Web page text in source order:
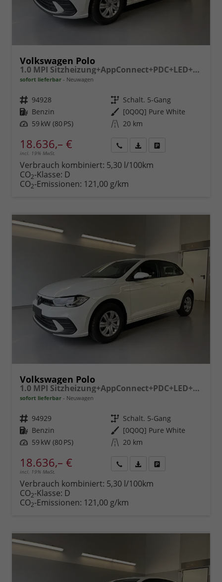
Volkswagen Polo
1.0 MPI Sitzheizung+AppConnect+PDC+LED+Touch+Lichtsensor+MultiLenkrad
sofort lieferbar Neuwagen
Fahrzeugnr. 94928 Getriebe Schalt. 5-Gang
Kraftstoff Benzin Außenfarbe [0Q0Q] Pure White
Leistung 59 kW (80 PS) Kilometerstand 20 km
18.636,– €
incl. 19% MwSt.
anfordern
Datei,
Verbrauch kombiniert: 5,30 l/100km
CO2-Klasse: D
CO2-Emissionen: 121,00 g/km
Volkswagen Polo
1.0 MPI Sitzheizung+AppConnect+PDC+LED+Touch+Lichtsensor+MultiLenkrad
sofort lieferbar Neuwagen
Fahrzeugnr. 94929 Getriebe Schalt. 5-Gang
Kraftstoff Benzin Außenfarbe [0Q0Q] Pure White
Leistung 59 kW (80 PS) Kilometerstand 20 km
18.636,– €
incl. 19% MwSt.
anfordern
Datei,
Verbrauch kombiniert: 5,30 l/100km
CO2-Klasse: D
CO2-Emissionen: 121,00 g/km